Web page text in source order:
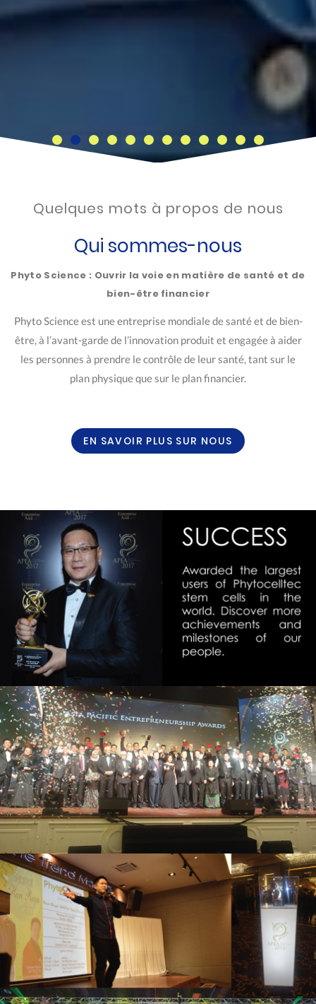
Quelques mots à propos de nous
Qui sommes-nous
Phyto Science : Ouvrir la voie en matière de santé et de
bien-être financier
Phyto Science est une entreprise mondiale de santé et de bien-
être, à l’avant-garde de l’innovation produit et engagée à aider
les personnes à prendre le contrôle de leur santé, tant sur le
plan physique que sur le plan financier.
EN SAVOIR PLUS SUR NOUS